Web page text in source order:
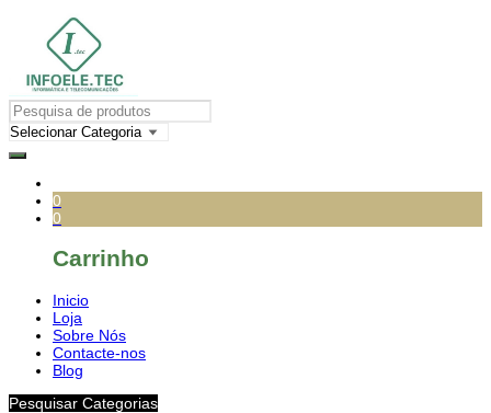
0
0
Carrinho
Inicio
Loja
Sobre Nós
Contacte-nos
Blog
Pesquisar Categorias